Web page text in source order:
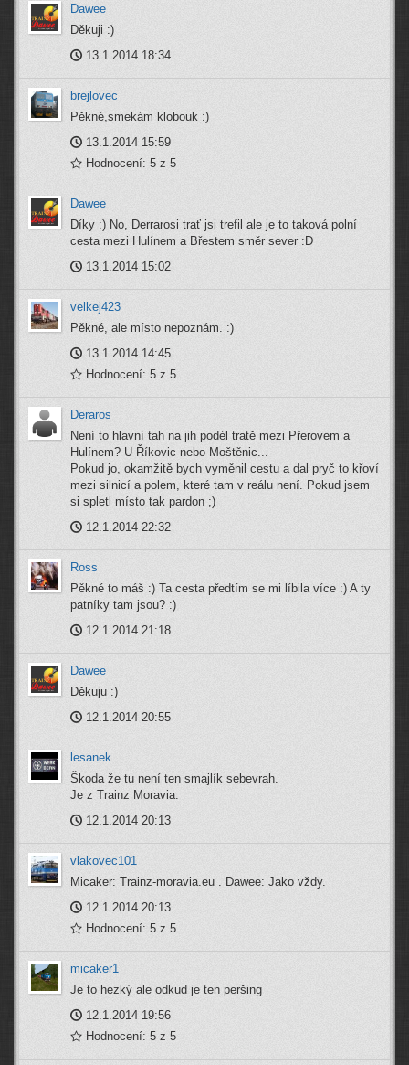
Dawee
Děkuji :)
13.1.2014 18:34
brejlovec
Pěkné,smekám klobouk :)
13.1.2014 15:59
Hodnocení: 5 z 5
Dawee
Díky :) No, Derrarosi trať jsi trefil ale je to taková polní
cesta mezi Hulínem a Břestem směr sever :D
13.1.2014 15:02
velkej423
Pěkné, ale místo nepoznám. :)
13.1.2014 14:45
Hodnocení: 5 z 5
Deraros
Není to hlavní tah na jih podél tratě mezi Přerovem a
Hulínem? U Říkovic nebo Moštěnic...
Pokud jo, okamžitě bych vyměnil cestu a dal pryč to křoví
mezi silnicí a polem, které tam v reálu není. Pokud jsem
si spletl místo tak pardon ;)
12.1.2014 22:32
Ross
Pěkné to máš :) Ta cesta předtím se mi líbila více :) A ty
patníky tam jsou? :)
12.1.2014 21:18
Dawee
Děkuju :)
12.1.2014 20:55
lesanek
Škoda že tu není ten smajlík sebevrah.
Je z Trainz Moravia.
12.1.2014 20:13
vlakovec101
Micaker: Trainz-moravia.eu . Dawee: Jako vždy.
12.1.2014 20:13
Hodnocení: 5 z 5
micaker1
Je to hezký ale odkud je ten peršing
12.1.2014 19:56
Hodnocení: 5 z 5